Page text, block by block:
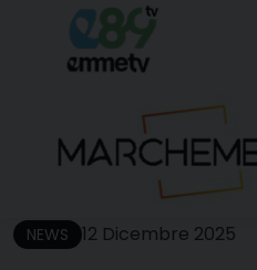
content
NEWS 12 Dicembre 2025